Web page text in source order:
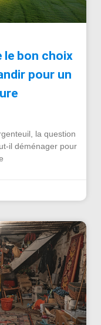
le bon choix
pour un
la question
il déménager pour